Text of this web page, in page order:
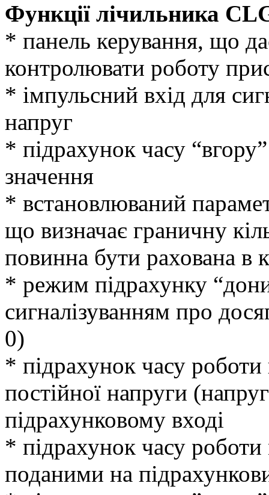
Функції лічильника
* панель керування, що
контролювати роботу
* імпульсний вхід для
напруг
* підрахунок часу
значення
* встановлюваний
що визначає граничну
повинна бути рахована
* режим підрахунку
сигналізуванням про
0)
* підрахунок часу
постійної напруги
підрахунковому вході
* підрахунок часу
поданими на